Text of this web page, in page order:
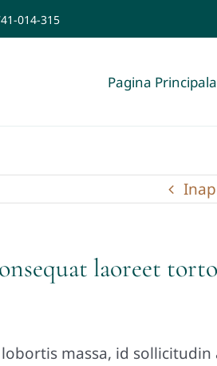
014-315
Pagina Principala
laoreet
massa, id sollicitudin